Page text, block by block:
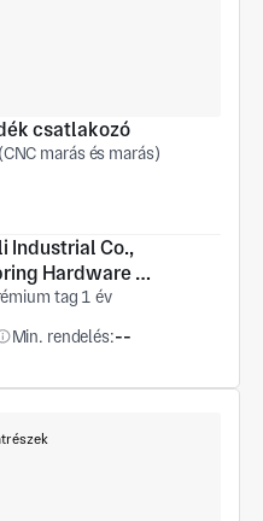
csatlakozó
marás és marás)
Industrial Co.,
Hardware
tag 1 év
Min. rendelés:--